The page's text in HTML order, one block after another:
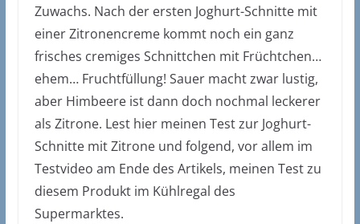
Zuwachs. Nach der ersten Joghurt-Schnitte mit
einer Zitronencreme kommt noch ein ganz
frisches cremiges Schnittchen mit Früchtchen…
ehem… Fruchtfüllung! Sauer macht zwar lustig,
aber Himbeere ist dann doch nochmal leckerer
als Zitrone. Lest hier meinen Test zur Joghurt-
Schnitte mit Zitrone und folgend, vor allem im
Testvideo am Ende des Artikels, meinen Test zu
diesem Produkt im Kühlregal des
Supermarktes.